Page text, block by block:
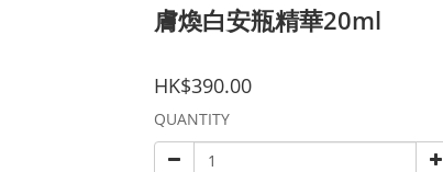
膚煥白安瓶精華20ml
HK$390.00
QUANTITY